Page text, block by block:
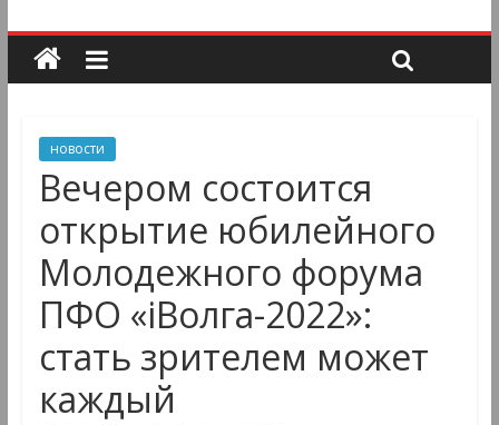
новости
Вечером состоится
открытие юбилейного
Молодежного форума
ПФО «iВолга-2022»:
стать зрителем может
каждый